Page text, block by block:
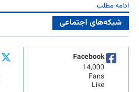
ادامه مطلب
شبکه‌های اجتماعی
Facebook
14,000
Fans
Like